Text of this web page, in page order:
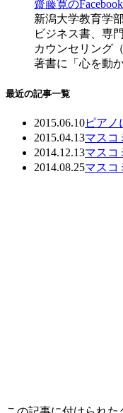
齋藤寛のFacebook
新潟大学教育学
ビジネス書、専
カウンセリング
著書に「心を動
最近の記事一覧
2015.06.10ピアノ
2015.04.13マスコ
2014.12.13マスコ
2014.08.25マスコ